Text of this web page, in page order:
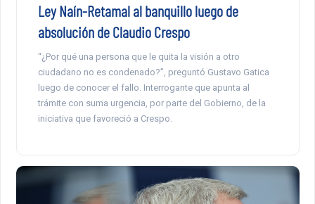
Ley Naín-Retamal al banquillo luego de
absolución de Claudio Crespo
“¿Por qué una persona que le quita la visión a otro
ciudadano no es condenado?”, preguntó Gustavo Gatica
luego de conocer el fallo. Interrogante que apunta al
trámite con suma urgencia, por parte del Gobierno, de la
iniciativa que favoreció a Crespo.